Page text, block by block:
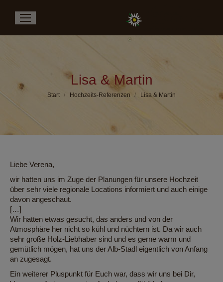
Lisa & Martin
Sie befinden sich hier:
Start Hochzeits-Referenzen Lisa & Martin
Liebe Verena,
wir hatten uns im Zuge der Planungen für unsere Hochzeit
über sehr viele regionale Locations informiert und auch einige
davon angeschaut.
[…]
Wir hatten etwas gesucht, das anders und von der
Atmosphäre her nicht so kühl und nüchtern ist. Da wir auch
sehr große Holz-Liebhaber sind und es gerne warm und
gemütlich mögen, hat uns der Alb-Stadl eigentlich von Anfang
an zugesagt.
Ein weiterer Pluspunkt für Euch war, dass wir uns bei Dir,